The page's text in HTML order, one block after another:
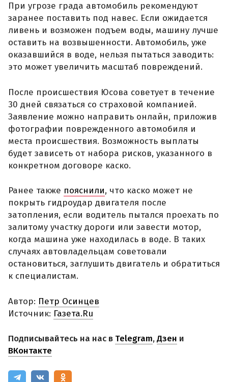
При угрозе града автомобиль рекомендуют
заранее поставить под навес. Если ожидается
ливень и возможен подъем воды, машину лучше
оставить на возвышенности. Автомобиль, уже
оказавшийся в воде, нельзя пытаться заводить:
это может увеличить масштаб повреждений.
После происшествия Юсова советует в течение
30 дней связаться со страховой компанией.
Заявление можно направить онлайн, приложив
фотографии поврежденного автомобиля и
места происшествия. Возможность выплаты
будет зависеть от набора рисков, указанного в
конкретном договоре каско.
Ранее также пояснили, что каско может не
покрыть гидроудар двигателя после
затопления, если водитель пытался проехать по
залитому участку дороги или завести мотор,
когда машина уже находилась в воде. В таких
случаях автовладельцам советовали
остановиться, заглушить двигатель и обратиться
к специалистам.
Автор: Петр Осинцев
Источник: Газета.Ru
Подписывайтесь на нас в Telegram,Дзен и
ВКонтакте